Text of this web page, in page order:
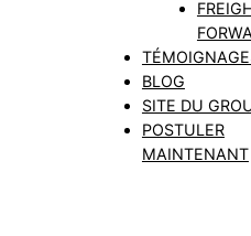
BLOG
SITE DU
POSTULER
MAINTENANT